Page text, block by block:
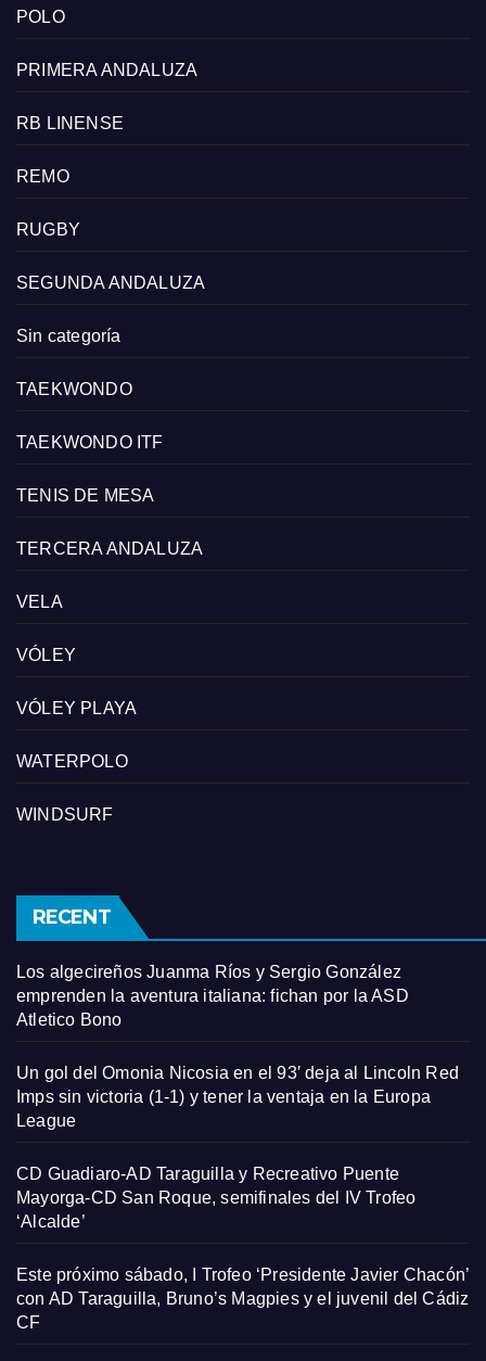
POLO
PRIMERA ANDALUZA
RB LINENSE
REMO
RUGBY
SEGUNDA ANDALUZA
Sin categoría
TAEKWONDO
TAEKWONDO ITF
TENIS DE MESA
TERCERA ANDALUZA
VELA
VÓLEY
VÓLEY PLAYA
WATERPOLO
WINDSURF
RECENT
Los algecireños Juanma Ríos y Sergio González
emprenden la aventura italiana: fichan por la ASD
Atletico Bono
Un gol del Omonia Nicosia en el 93′ deja al Lincoln Red
Imps sin victoria (1-1) y tener la ventaja en la Europa
League
CD Guadiaro-AD Taraguilla y Recreativo Puente
Mayorga-CD San Roque, semifinales del IV Trofeo
‘Alcalde’
Este próximo sábado, I Trofeo ‘Presidente Javier Chacón’
con AD Taraguilla, Bruno’s Magpies y el juvenil del Cádiz
CF